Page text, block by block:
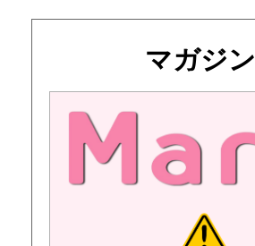
マガジン